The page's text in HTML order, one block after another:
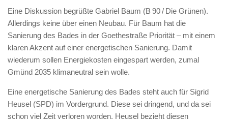
Eine Diskussion begrüßte Gabriel Baum (B 90 / Die Grünen).
Allerdings keine über einen Neubau. Für Baum hat die
Sanierung des Bades in der Goethestraße Priorität – mit einem
klaren Akzent auf einer energetischen Sanierung. Damit
wiederum sollen Energiekosten eingespart werden, zumal
Gmünd 2035 klimaneutral sein wolle.
Eine energetische Sanierung des Bades steht auch für Sigrid
Heusel (SPD) im Vordergrund. Diese sei dringend, und da sei
schon viel Zeit verloren worden. Heusel bezieht diesen